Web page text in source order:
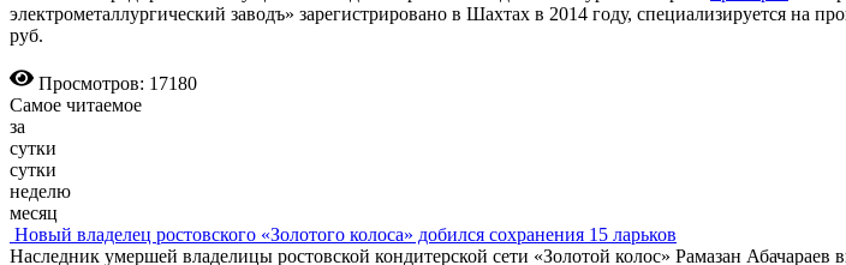
электрометаллургический заводъ» зарегистрировано в Шахтах в 2014 году, специализируется на
руб.
Просмотров: 17180
Самое читаемое
за
сутки
сутки
неделю
месяц
Новый владелец ростовского «Золотого колоса» добился сохранения 15 ларьков
Наследник умершей владелицы ростовской кондитерской сети «Золотой колос» Рамазан Абачараев